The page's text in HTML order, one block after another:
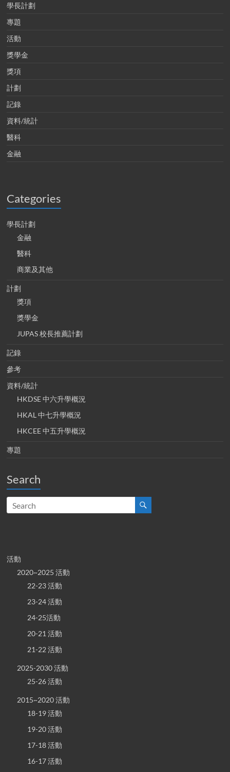
學長計劃
專題
活動
獎學金
獎項
計劃
記錄
資料/統計
醫科
金融
Categories
學長計劃
金融
醫科
商業及其他
計劃
獎項
獎學金
JUPAS 校長推薦計劃
記錄
參考
資料/統計
HKDSE 中六升學概況
HKAL 中七升學概況
HKCEE 中五升學概況
專題
Search
活動
2020~2025 活動
22-23 活動
23-24 活動
24-25活動
20-21 活動
21-22 活動
2025-2030 活動
25-26 活動
2015~2020 活動
18-19 活動
19-20 活動
17-18 活動
16-17 活動